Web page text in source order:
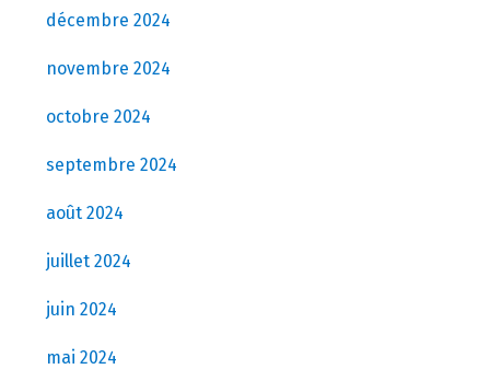
décembre 2024
novembre 2024
octobre 2024
septembre 2024
août 2024
juillet 2024
juin 2024
mai 2024